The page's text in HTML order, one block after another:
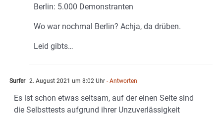
Berlin: 5.000 Demonstranten
Wo war nochmal Berlin? Achja, da drüben.
Leid gibts…
Surfer 2. August 2021 um 8:02 Uhr - Antworten
Es ist schon etwas seltsam, auf der einen Seite sind
die Selbsttests aufgrund ihrer Unzuverlässigkeit